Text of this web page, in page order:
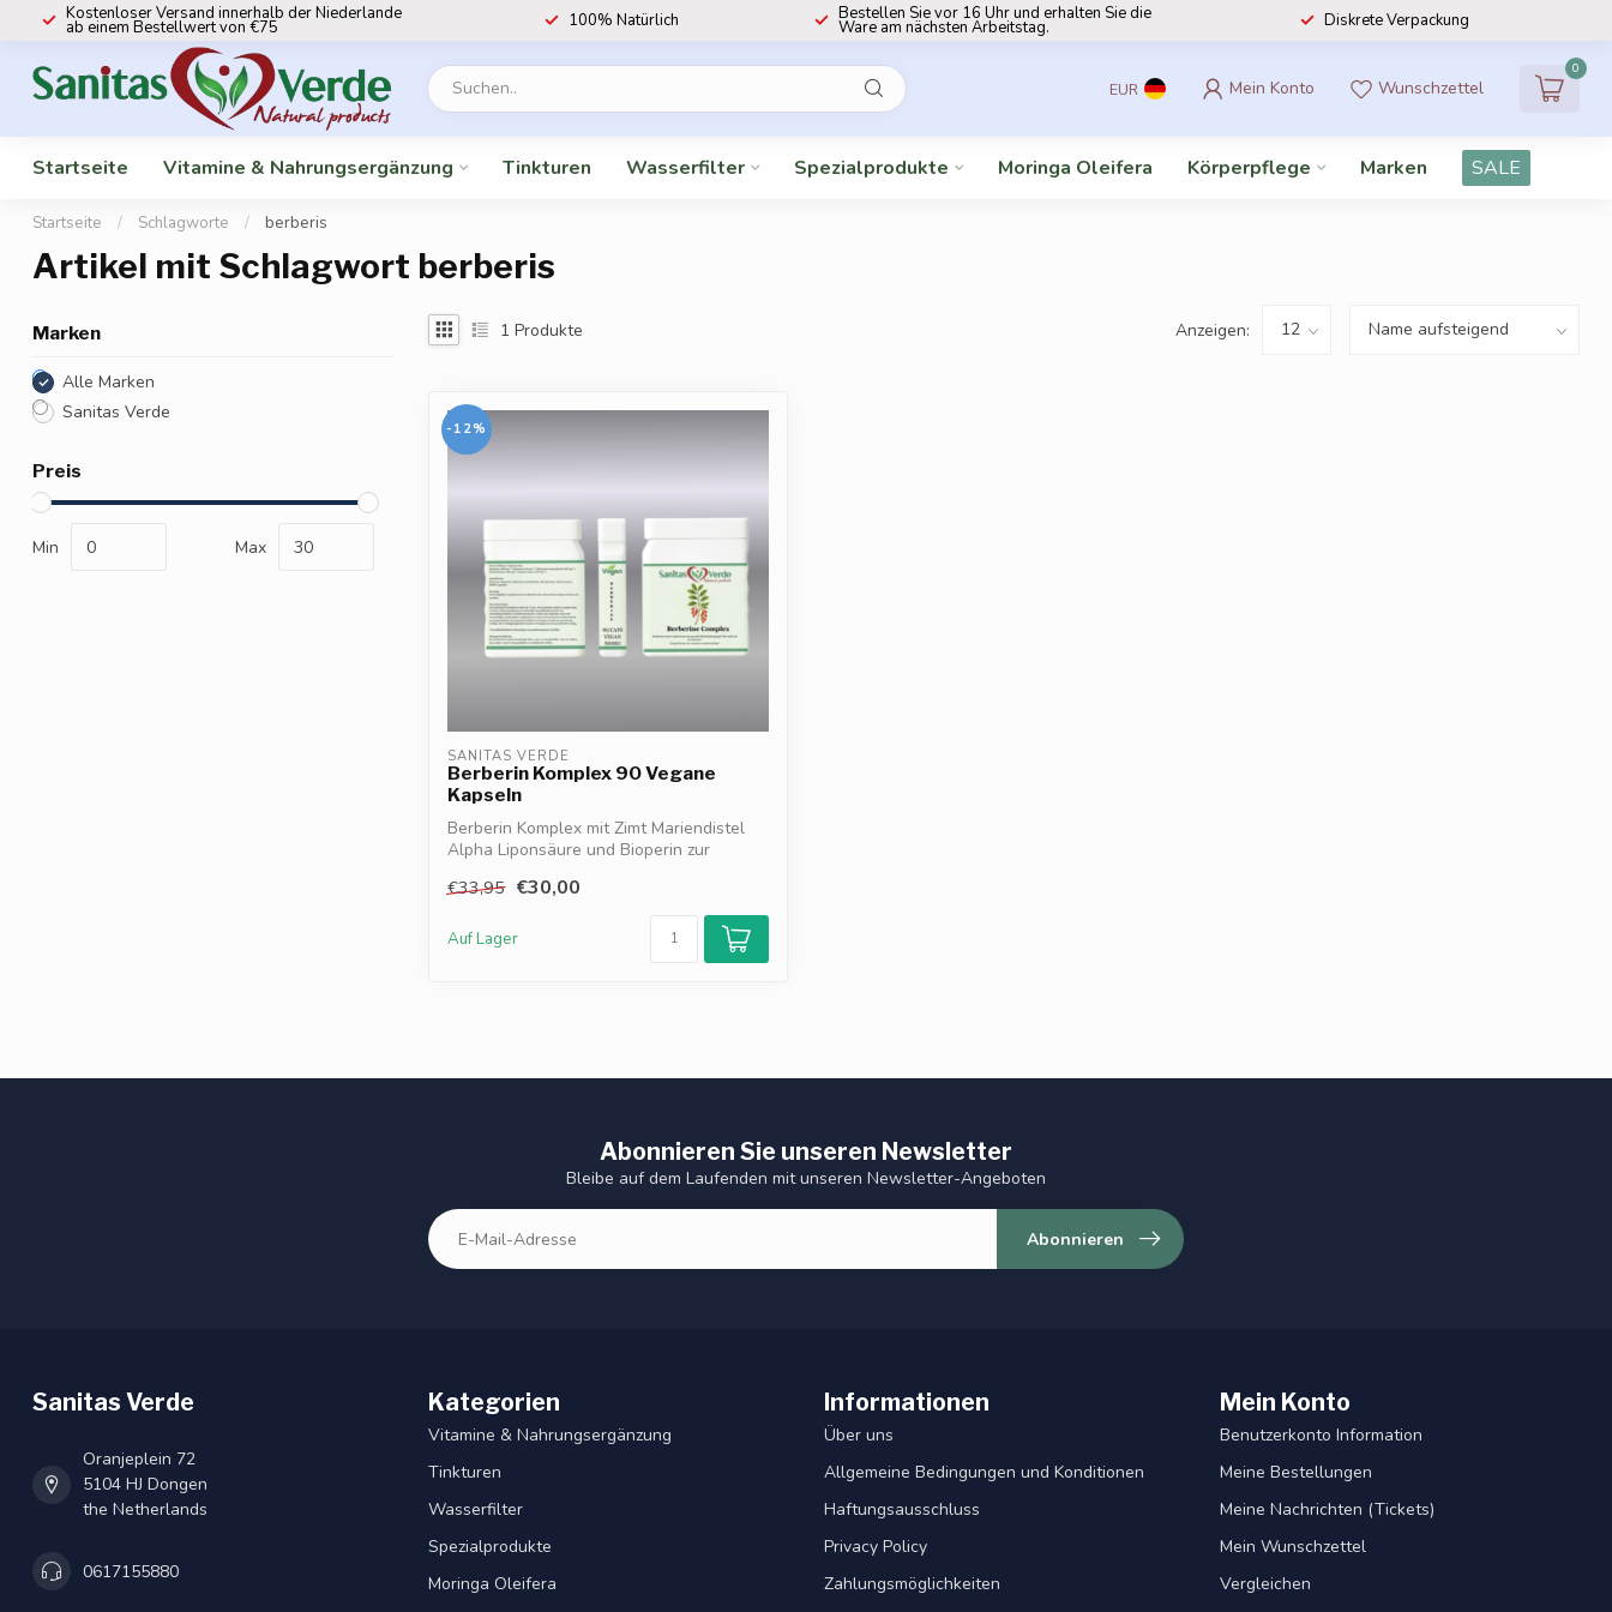
Kostenloser Versand innerhalb der Niederlande
ab einem Bestellwert von €75 100% Natürlich Bestellen Sie vor 16 Uhr und erhalten Sie die
Ware am nächsten Arbeitstag. Diskrete Verpackung
EUR Mein Konto Wunschzettel
0
Startseite Vitamine & Nahrungsergänzung Tinkturen Wasserfilter Spezialprodukte Moringa Oleifera Körperpflege Marken SALE
Startseite / Schlagworte / berberis
Artikel mit Schlagwort berberis
Marken
Alle Marken
Sanitas Verde
Preis
Min Max
1 Produkte Anzeigen:
-12%
SANITAS VERDE
Berberin Komplex 90 Vegane
Kapseln
Berberin Komplex mit Zimt Mariendistel
Alpha Liponsäure und Bioperin zur
€33,95 €30,00
Auf Lager
Abonnieren Sie unseren Newsletter
Bleibe auf dem Laufenden mit unseren Newsletter-Angeboten
Abonnieren
Sanitas Verde
Oranjeplein 72
5104 HJ Dongen
the Netherlands
0617155880
Kategorien
Vitamine & Nahrungsergänzung
Tinkturen
Wasserfilter
Spezialprodukte
Moringa Oleifera
Informationen
Über uns
Allgemeine Bedingungen und Konditionen
Haftungsausschluss
Privacy Policy
Zahlungsmöglichkeiten
Mein Konto
Benutzerkonto Information
Meine Bestellungen
Meine Nachrichten (Tickets)
Mein Wunschzettel
Vergleichen